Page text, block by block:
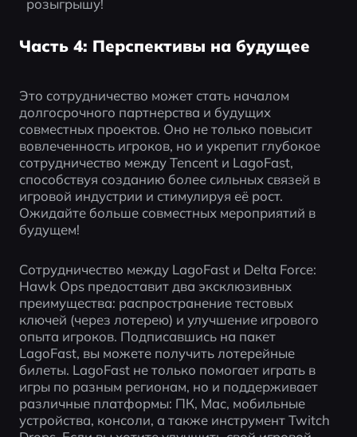
розыгрышу!
Часть 4: Перспективы на будущее
Это сотрудничество может стать началом
долгосрочного партнерства и будущих
совместных проектов. Оно не только повысит
вовлеченность игроков, но и укрепит глубокое
сотрудничество между Tencent и LagoFast,
способствуя созданию более сильных связей в
игровой индустрии и стимулируя её рост.
Ожидайте больше совместных мероприятий в
будущем!
Сотрудничество между LagoFast и Delta Force:
Hawk Ops предоставит два эксклюзивных
преимущества: распространение тестовых
ключей (через лотерею) и улучшение игрового
опыта игроков. Подписавшись на пакет
LagoFast, вы можете получить лотерейные
билеты. LagoFast не только помогает играть в
игры по разным регионам, но и поддерживает
различные платформы: ПК, Mac, мобильные
устройства, консоли, а также инструмент Twitch